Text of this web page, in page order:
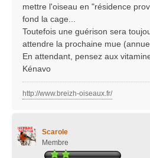
mettre l'oiseau en "résidence
fond la cage...
Toutefois une guérison sera
attendre la prochaine mue
En attendant, pensez aux
Kénavo
http://www.breizh-oiseaux.fr/
Scarole
Membre